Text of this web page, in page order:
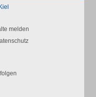
Kiel
melden